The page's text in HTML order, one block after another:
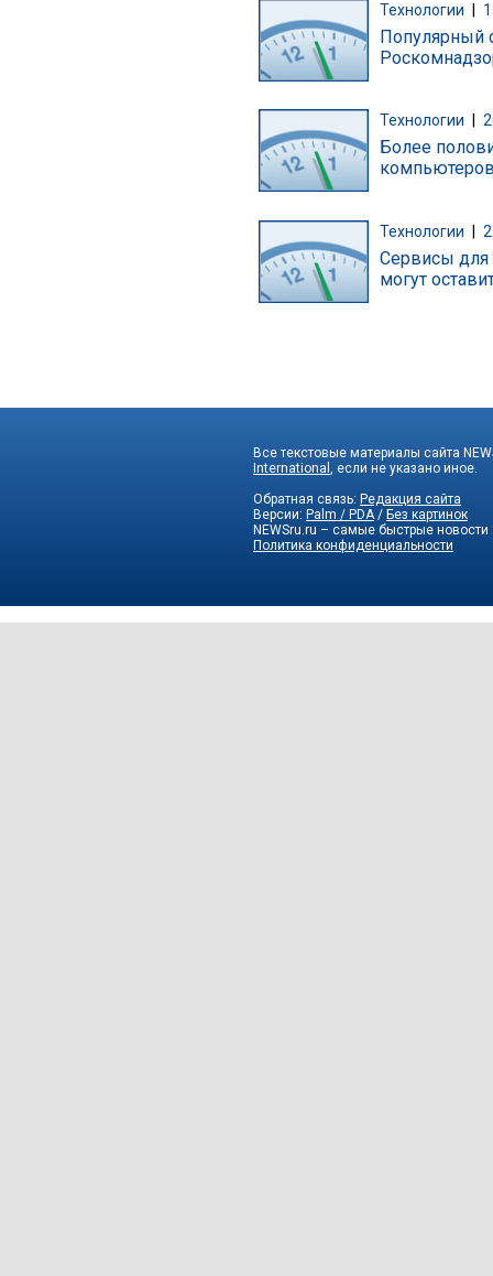
Технологии
Популярный
Технологии
Более
Технологии |
Сервисы для
могут
Все текстовые материалы сайта
International
, если не указано иное.
Обратная связь: Редакция сайта
Версии: Palm / PDA / Без картинок
NEWSru.ru – самые быстрые новости
Политика конфиденциальности